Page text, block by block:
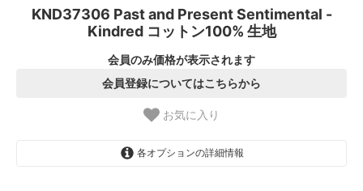
KND37306 Past and Present Sentimental -
Kindred コットン100% 生地
会員のみ価格が表示されます
会員登録についてはこちらから
お気に入り
各オプションの詳細情報